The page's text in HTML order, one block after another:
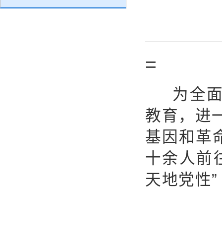
=
为全
教育，进
基因和革
十余人前
天地党性